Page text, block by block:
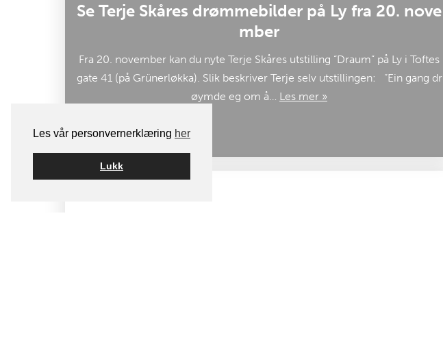
Les vår personvernerklæring her
Lukk
Se Terje Skåres drømmebilder på Ly fra 20. nove
mber
Fra 20. november kan du nyte Terje Skåres utstilling “Draum” på Ly i Toftes
gate 41 (på Grünerløkka). Slik beskriver Terje selv utstillingen: “Ein gang dr
øymde eg om å… Les mer »